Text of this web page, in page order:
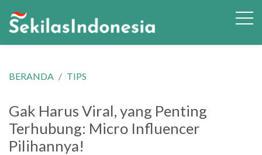
BERANDA TIPS
Gak Harus Viral, yang Penting
Terhubung: Micro Influencer
Pilihannya!